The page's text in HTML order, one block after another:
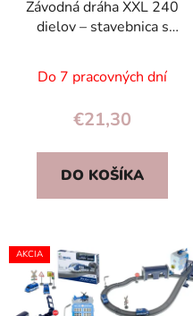
Závodná dráha XXL 240
dielov – stavebnica s
pre deti 3+
Do 7 pracovných dní
€21,30
DO KOŠÍKA
AKCIA